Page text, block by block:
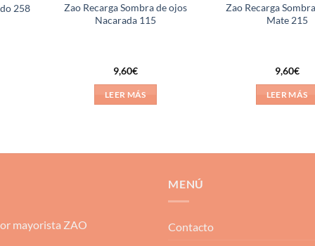
258
Zao Recarga Sombra de ojos
Nacarada 115
9,60€
LEER MÁS
Zao Recarga
Mate 215
9,60€
LEER MÁS
mayorista ZAO
MENÚ
Contacto